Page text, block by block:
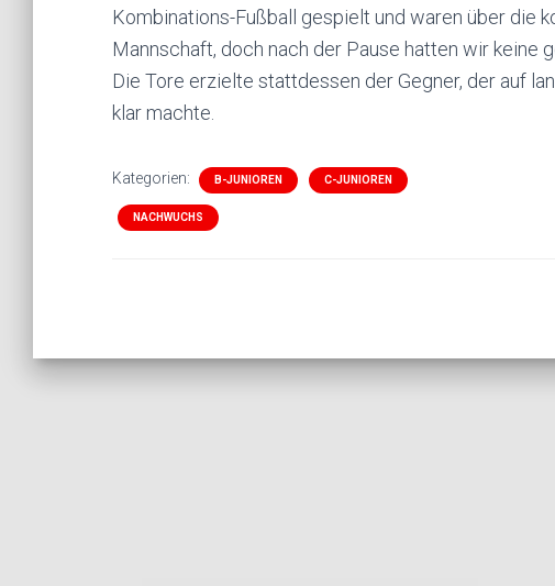
Kombinations-Fußball gespielt und waren über die
Mannschaft, doch nach der Pause hatten wir keine
Die Tore erzielte stattdessen der Gegner, der auf
klar machte.
Kategorien: B-JUNIOREN C-JUNIOREN
NACHWUCHS